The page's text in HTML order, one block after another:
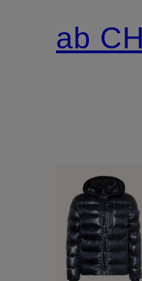
mit
ab